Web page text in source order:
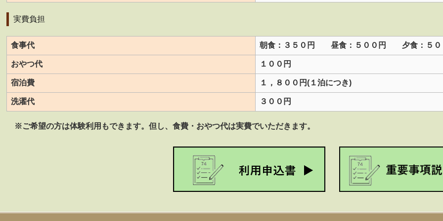
実費負担
食事代 朝食：３５０円 昼食：５００円 夕食：５０
おやつ代 １００円
宿泊費 １，８００円(１泊につき)
洗濯代 ３００円
※ご希望の方は体験利用もできます。但し、食費・おやつ代は実費でいただきます。